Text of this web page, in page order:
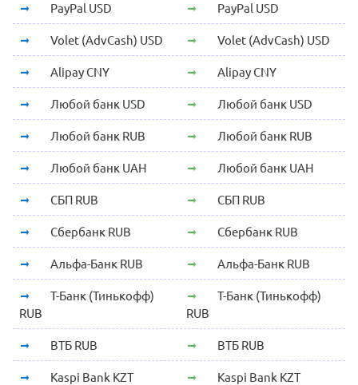
PayPal USD PayPal USD
Volet (AdvCash) USD Volet (AdvCash) USD
Alipay CNY Alipay CNY
Любой банк USD Любой банк USD
Любой банк RUB Любой банк RUB
Любой банк UAH Любой банк UAH
СБП RUB СБП RUB
Сбербанк RUB Сбербанк RUB
Альфа-Банк RUB Альфа-Банк RUB
Т-Банк (Тинькофф)
RUB
Т-Банк (Тинькофф)
RUB
ВТБ RUB ВТБ RUB
Kaspi Bank KZT Kaspi Bank KZT